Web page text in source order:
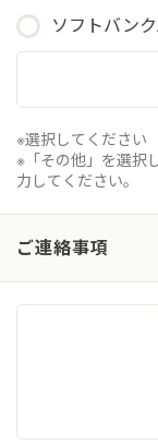
ソフトバン
※選択してください
※「その他」を選択
力してください。
ご連絡事項